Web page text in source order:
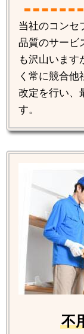
当社のコンセ
品質のサービ
も沢山います
く常に競合
改定を行い、
す。
不